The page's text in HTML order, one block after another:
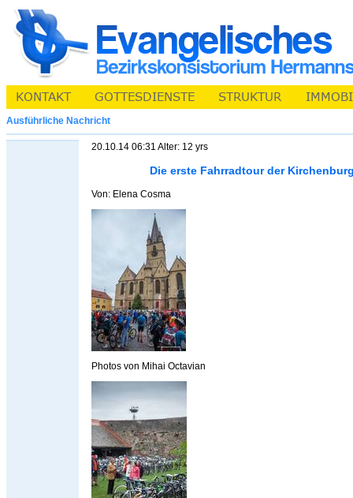
Ausführliche Nachricht
20.10.14 06:31 Alter: 12 yrs
Die erste Fahrradtour der
Von: Elena Cosma
Photos von Mihai Octavian